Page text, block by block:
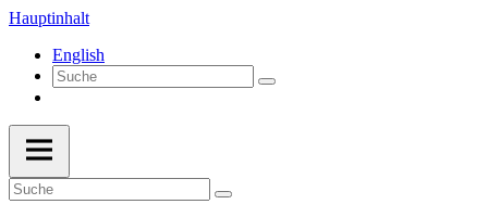
Hauptinhalt
English